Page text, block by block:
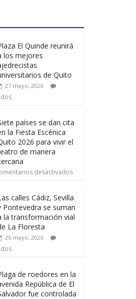
El Quinde reunirá
los mejores
de Quito
27 mayo, 2026
países se dan cita
la Fiesta Escénica
2026 para vivir el
de manera
desactivados
calles Cádiz, Sevilla
Pontevedra se suman
la transformación vial
La Floresta
26 mayo, 2026
de roedores en la
República de El
fue controlada